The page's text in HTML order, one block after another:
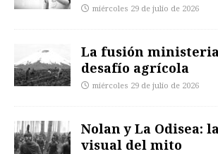
miércoles 29 de julio de 2026
La fusión
desafío agrícola
miércoles 29 de julio de 2026
Nolan y La Odisea:
visual del mito